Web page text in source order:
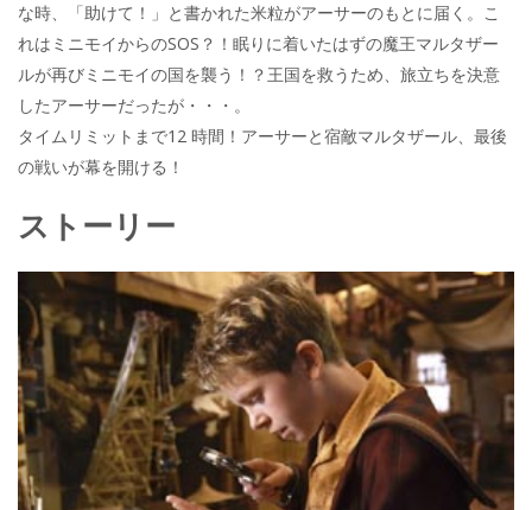
な時、「助けて！」と書かれた米粒がアーサーのもとに届く。こ
れはミニモイからのSOS？！眠りに着いたはずの魔王マルタザー
ルが再びミニモイの国を襲う！？王国を救うため、旅立ちを決意
したアーサーだったが・・・。
タイムリミットまで12 時間！アーサーと宿敵マルタザール、最後
の戦いが幕を開ける！
ストーリー